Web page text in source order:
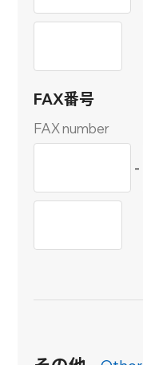
FAX番号
FAX number
-